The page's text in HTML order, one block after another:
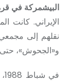
البيشمركة في
نقلهم إلى
و«الجحوش»، حتى
في شباط 1988، نفّذت